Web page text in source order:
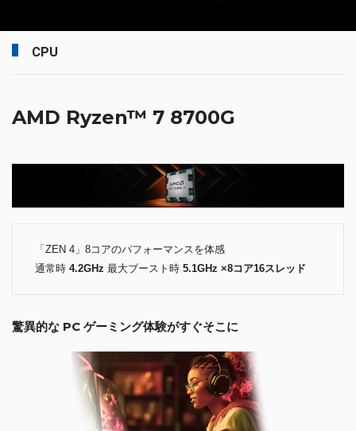
CPU
AMD Ryzen™ 7 8700G
「ZEN 4」8コアのパフォーマンスを体感
通常時 4.2GHz 最大ブースト時 5.1GHz ×8コア16スレッド
驚異的な PC ゲーミング体験がすぐそこに